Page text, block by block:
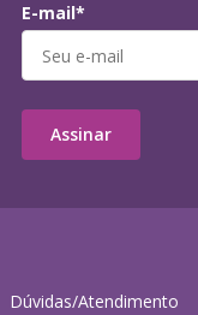
Dúvidas/Atendimento
E-mail*
Assinar